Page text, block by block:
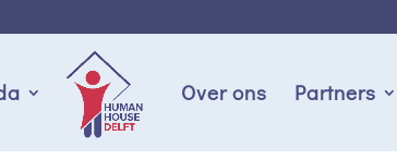
Over ons Partners